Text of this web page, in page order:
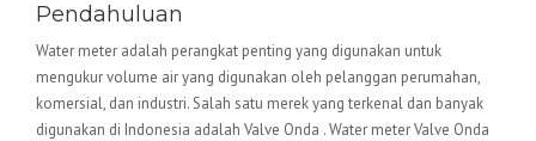
Pendahuluan
Water meter adalah perangkat penting yang digunakan untuk
mengukur volume air yang digunakan oleh pelanggan perumahan,
komersial, dan industri. Salah satu merek yang terkenal dan banyak
digunakan di Indonesia adalah Valve Onda . Water meter Valve Onda